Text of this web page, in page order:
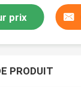
prix
PRODUIT